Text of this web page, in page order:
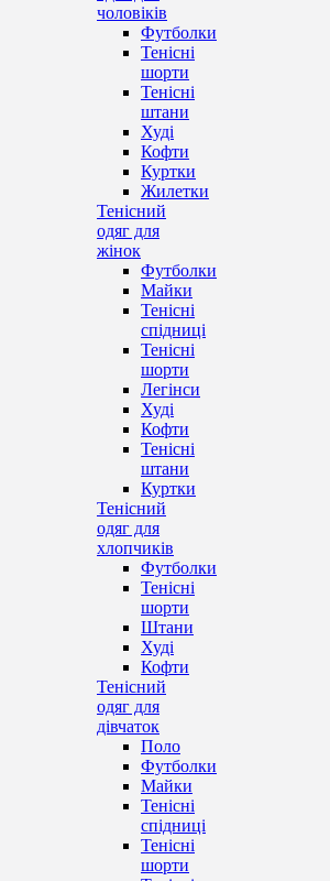
чоловіків
Футболки
Тенісні
шорти
Тенісні
штани
Худі
Кофти
Куртки
Жилетки
Тенісний
одяг для
жінок
Футболки
Майки
Тенісні
спідниці
Тенісні
шорти
Легінси
Худі
Кофти
Тенісні
штани
Куртки
Тенісний
одяг для
хлопчиків
Футболки
Тенісні
шорти
Штани
Худі
Кофти
Тенісний
одяг для
дівчаток
Поло
Футболки
Майки
Тенісні
спідниці
Тенісні
шорти